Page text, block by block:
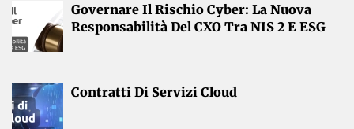
Governare Il Rischio Cyber: La Nuova
Responsabilità Del CXO Tra NIS 2 E ESG
Contratti Di Servizi Cloud